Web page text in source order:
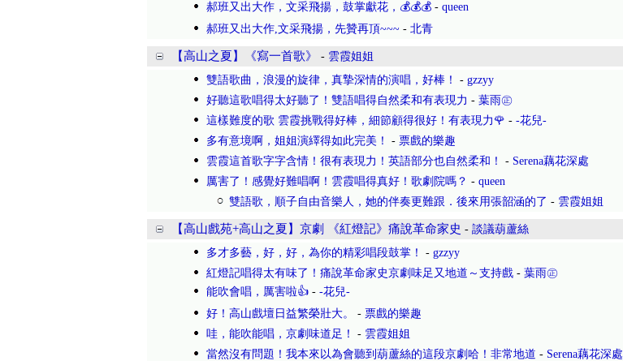
郝班又出大作，文采飛揚，鼓掌獻花，💰💰💰 - queen
郝班又出大作,文采飛揚，先贊再頂~~~ - 北青
【高山之夏】《寫一首歌》 - 雲霞姐姐
雙語歌曲，浪漫的旋律，真摯深情的演唱，好棒！ - gzzyy
好聽這歌唱得太好聽了！雙語唱得自然柔和有表現力 - 葉雨㊣
這樣難度的歌 雲霞挑戰得好棒，細節顧得很好！有表現力🌹 - -花兒-
多有意境啊，姐姐演繹得如此完美！ - 票戲的樂趣
雲霞這首歌字字含情！很有表現力！英語部分也自然柔和！ - Serena藕花深處
厲害了！感覺好難唱啊！雲霞唱得真好！歌劇院嗎？ - queen
雙語歌，順子自由音樂人，她的伴奏更難跟．後來用張韶涵的了 - 雲霞姐姐
【高山戲苑+高山之夏】京劇 《紅燈記》痛說革命家史 - 談議葫蘆絲
多才多藝，好，好，為你的精彩唱段鼓掌！ - gzzyy
紅燈記唱得太有味了！痛說革命家史京劇味足又地道～支持戲 - 葉雨㊣
能吹會唱，厲害啦👍 - -花兒-
好！高山戲壇日益繁榮壯大。 - 票戲的樂趣
哇，能吹能唱，京劇味道足！ - 雲霞姐姐
當然沒有問題！我本來以為會聽到葫蘆絲的這段京劇哈！非常地道 - Serena藕花深處